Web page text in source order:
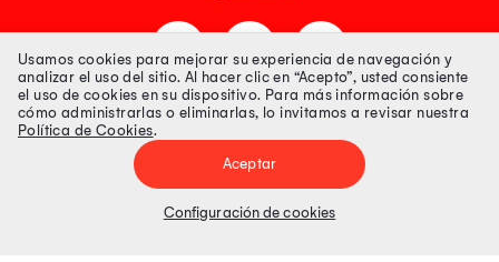
Tienda 100% Segura
Tiendas Peruanas S.A. R.U.C. Nº 20493020618. Todos los derechos
Precios disponibles solo en www.oechsle.pe. Precios online publicados
Usamos cookies para mejorar su experiencia de navegación y
analizar el uso del sitio. Al hacer clic en “Acepto”, usted consiente
el uso de cookies en su dispositivo. Para más información sobre
cómo administrarlas o eliminarlas, lo invitamos a revisar nuestra
Política de Cookies.
Aceptar
Configuración de cookies